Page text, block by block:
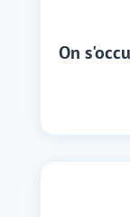
On